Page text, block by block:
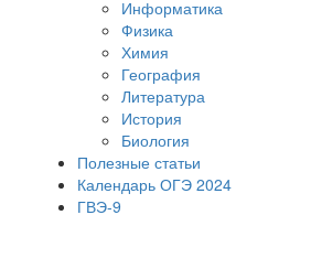
Информатика
Физика
Химия
География
Литература
История
Биология
Полезные статьи
Календарь ОГЭ 2024
ГВЭ-9